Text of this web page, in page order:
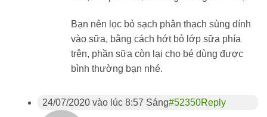
Bạn nên lọc bỏ sạch phân thạch sùng dính
vào sữa, bằng cách hớt bỏ lớp sữa phía
trên, phần sữa còn lại cho bé dùng được
bình thường bạn nhé.
24/07/2020 vào lúc 8:57 Sáng#52350Reply